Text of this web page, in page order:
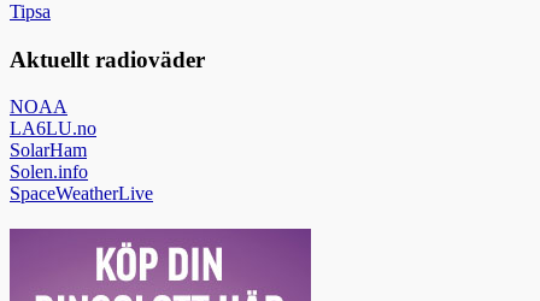
Tipsa
Aktuellt radioväder
NOAA
LA6LU.no
SolarHam
Solen.info
SpaceWeatherLive